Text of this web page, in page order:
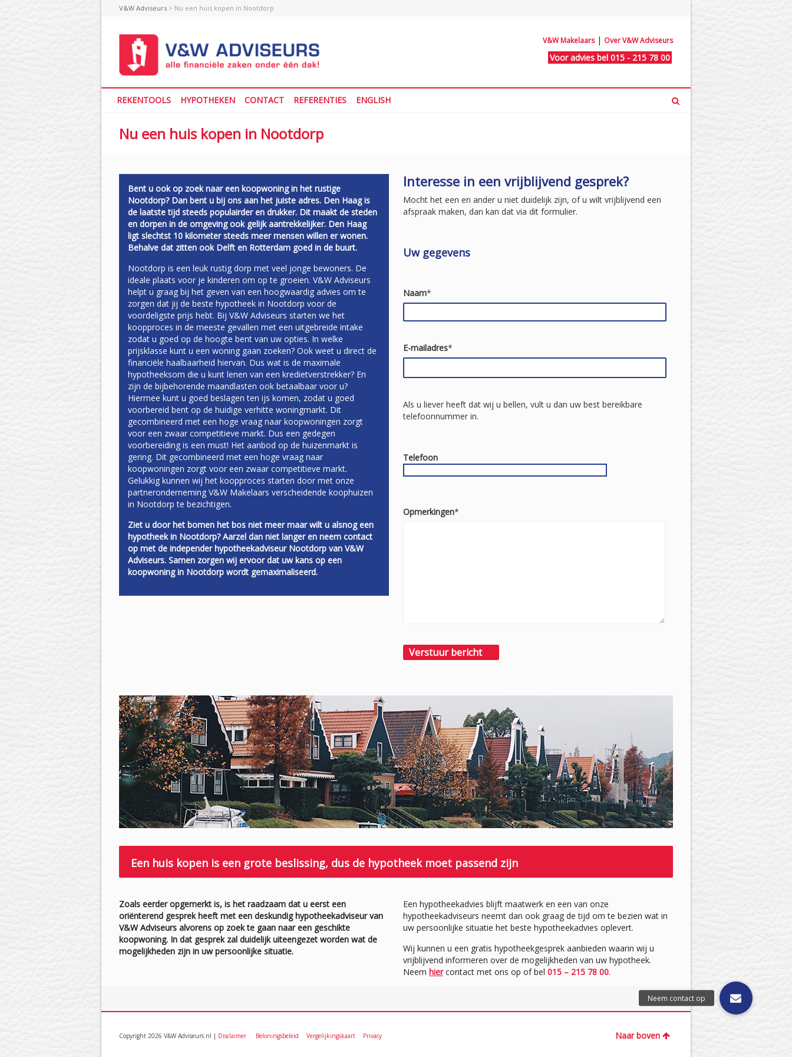
V&W Adviseurs > Nu een huis kopen in Nootdorp
V&W Makelaars| Over V&W Adviseurs
Voor advies bel 015 - 215 78 00
REKENTOOLS HYPOTHEKEN CONTACT REFERENTIES ENGLISH
Nu een huis kopen in Nootdorp
Bent u ook op zoek naar een koopwoning in het rustige
Nootdorp? Dan bent u bij ons aan het juiste adres. Den Haag is
de laatste tijd steeds populairder en drukker. Dit maakt de steden
en dorpen in de omgeving ook gelijk aantrekkelijker. Den Haag
ligt slechtst 10 kilometer steeds meer mensen willen er wonen.
Behalve dat zitten ook Delft en Rotterdam goed in de buurt.
Nootdorp is een leuk rustig dorp met veel jonge bewoners. De
ideale plaats voor je kinderen om op te groeien. V&W Adviseurs
helpt u graag bij het geven van een hoogwaardig advies om te
zorgen dat jij de beste hypotheek in Nootdorp voor de
voordeligste prijs hebt. Bij V&W Adviseurs starten we het
koopproces in de meeste gevallen met een uitgebreide intake
zodat u goed op de hoogte bent van uw opties. In welke
prijsklasse kunt u een woning gaan zoeken? Ook weet u direct de
financiële haalbaarheid hiervan. Dus wat is de maximale
hypotheeksom die u kunt lenen van een kredietverstrekker? En
zijn de bijbehorende maandlasten ook betaalbaar voor u?
Hiermee kunt u goed beslagen ten ijs komen, zodat u goed
voorbereid bent op de huidige verhitte woningmarkt. Dit
gecombineerd met een hoge vraag naar koopwoningen zorgt
voor een zwaar competitieve markt. Dus een gedegen
voorbereiding is een must! Het aanbod op de huizenmarkt is
gering. Dit gecombineerd met een hoge vraag naar
koopwoningen zorgt voor een zwaar competitieve markt.
Gelukkig kunnen wij het koopproces starten door met onze
partneronderneming V&W Makelaars verscheidende koophuizen
in Nootdorp te bezichtigen.
Ziet u door het bomen het bos niet meer maar wilt u alsnog een
hypotheek in Nootdorp? Aarzel dan niet langer en neem contact
op met de independer hypotheekadviseur Nootdorp van V&W
Adviseurs. Samen zorgen wij ervoor dat uw kans op een
koopwoning in Nootdorp wordt gemaximaliseerd.
Interesse in een vrijblijvend gesprek?
Mocht het een en ander u niet duidelijk zijn, of u wilt vrijblijvend een
afspraak maken, dan kan dat via dit formulier.
Uw gegevens
Naam*
E-mailadres*
Als u liever heeft dat wij u bellen, vult u dan uw best bereikbare
telefoonnummer in.
Telefoon
Opmerkingen*
Een huis kopen is een grote beslissing, dus de hypotheek moet passend zijn
Zoals eerder opgemerkt is, is het raadzaam dat u eerst een
oriënterend gesprek heeft met een deskundig hypotheekadviseur van
V&W Adviseurs alvorens op zoek te gaan naar een geschikte
koopwoning. In dat gesprek zal duidelijk uiteengezet worden wat de
mogelijkheden zijn in uw persoonlijke situatie.
Een hypotheekadvies blijft maatwerk en een van onze
hypotheekadviseurs neemt dan ook graag de tijd om te bezien wat in
uw persoonlijke situatie het beste hypotheekadvies oplevert.
Wij kunnen u een gratis hypotheekgesprek aanbieden waarin wij u
vrijblijvend informeren over de mogelijkheden van uw hypotheek.
Neem hiercontact met ons op of bel015 – 215 78 00.
Copyright 2026 V&W Adviseurs.nl | Disclaimer Beloningsbeleid Vergelijkingskaart Privacy Naar boven